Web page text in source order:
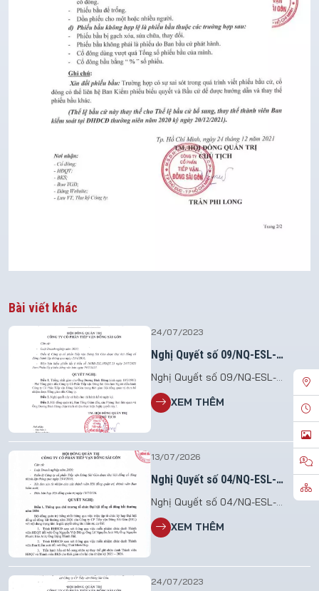
Bài viết khác
24/07/2023
Nghị Quyết số 09/NQ-ESL-
Nghị Quyết số 09/NQ-ESL-
HĐQT.23 Vv giao nhiệm vụ điều
hành Công ty Cổ phần Tiếp vận
XEM THÊM
13/07/2026
Nghị Quyết số 04/NQ-ESL-
Nghị Quyết số 04/NQ-ESL-
HĐQT.26 V/v Triệu tập họp Đại hội
đồng cổ đông bất thường năm
2026
XEM THÊM
24/07/2023